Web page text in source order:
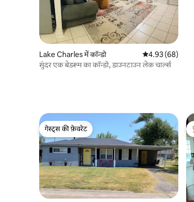
Lake Charles में कॉन्डो औसत रेटिंग 5 में से
4.93 (68)
सुंदर एक बेडरूम का कॉन्डो, डाउनटाउन लेक चार्ल्स
गेस्ट्स की फ़ेवरेट
गेस्ट्स की फ़ेवरेट